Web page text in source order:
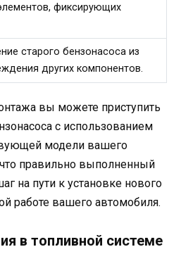
фиксирующих
старого бензонасоса из
других компонентов.
вы можете приступить
с использованием
модели вашего
правильно выполненный
на пути к установке нового
работе вашего автомобиля.
в топливной системе